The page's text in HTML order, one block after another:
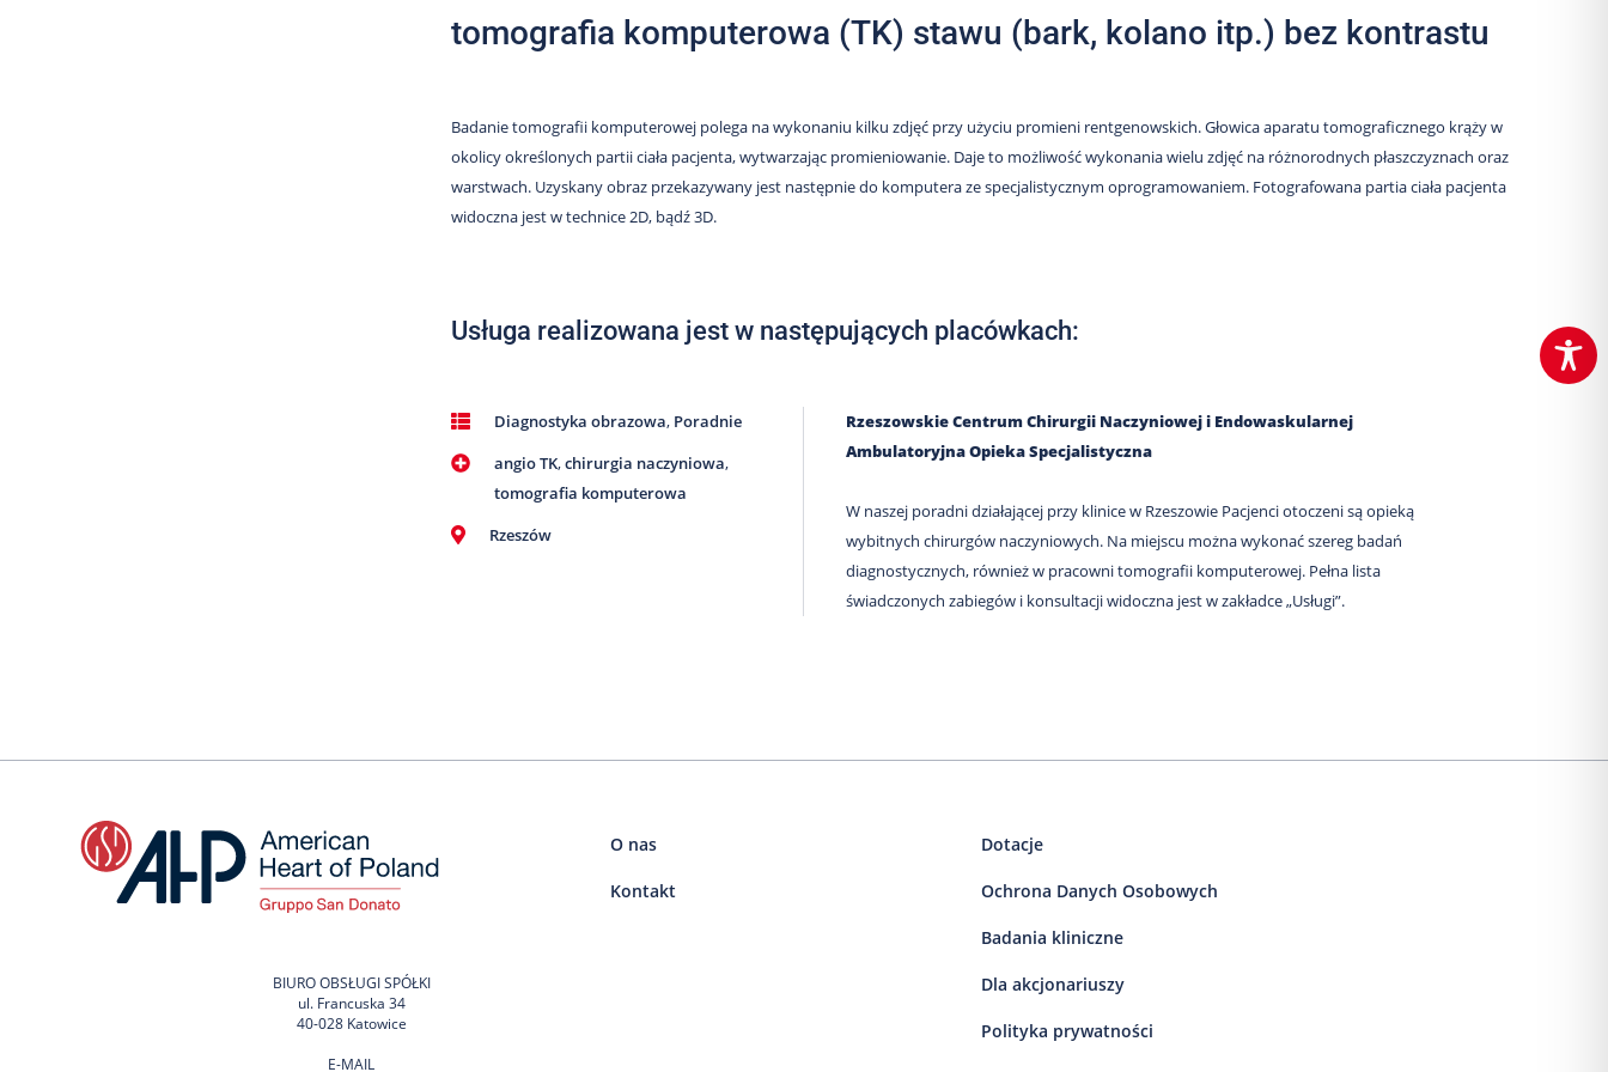
tomografia komputerowa (TK) stawu (bark, kolano itp.) bez kontrastu
Badanie tomografii komputerowej polega na wykonaniu kilku zdjęć przy użyciu promieni rentgenowskich. Głowica aparatu tomograficznego krąży w
okolicy określonych partii ciała pacjenta, wytwarzając promieniowanie. Daje to możliwość wykonania wielu zdjęć na różnorodnych płaszczyznach oraz
warstwach. Uzyskany obraz przekazywany jest następnie do komputera ze specjalistycznym oprogramowaniem. Fotografowana partia ciała pacjenta
widoczna jest w technice 2D, bądź 3D.
Usługa realizowana jest w następujących placówkach:
Diagnostyka obrazowa, Poradnie
angio TK,chirurgia naczyniowa,
tomografia komputerowa
Rzeszów
Rzeszowskie Centrum Chirurgii Naczyniowej i Endowaskularnej
Ambulatoryjna Opieka Specjalistyczna
W naszej poradni działającej przy klinice w Rzeszowie Pacjenci otoczeni są opieką
wybitnych chirurgów naczyniowych. Na miejscu można wykonać szereg badań
diagnostycznych, również w pracowni tomografii komputerowej. Pełna lista
świadczonych zabiegów i konsultacji widoczna jest w zakładce „Usługi”.
BIURO OBSŁUGI SPÓŁKI
ul. Francuska 34
40-028 Katowice
E-MAIL
O nas
Kontakt
Dotacje
Ochrona Danych Osobowych
Badania kliniczne
Dla akcjonariuszy
Polityka prywatności